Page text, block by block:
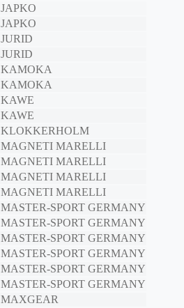
JAPKO
JAPKO
JURID
JURID
KAMOKA
KAMOKA
KAWE
KAWE
KLOKKERHOLM
MAGNETI MARELLI
MAGNETI MARELLI
MAGNETI MARELLI
MAGNETI MARELLI
MASTER-SPORT GERMANY
MASTER-SPORT GERMANY
MASTER-SPORT GERMANY
MASTER-SPORT GERMANY
MASTER-SPORT GERMANY
MASTER-SPORT GERMANY
MAXGEAR